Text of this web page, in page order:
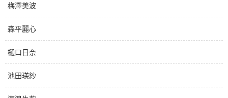
梅澤美波
森平麗心
樋口日奈
池田瑛紗